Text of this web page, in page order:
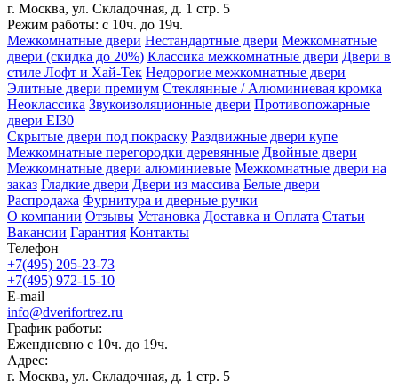
г. Москва, ул. Складочная, д. 1 стр. 5
Режим работы: с 10ч. до 19ч.
Межкомнатные двери Нестандартные двери Межкомнатные
двери (скидка до 20%) Классика межкомнатные двери Двери в
стиле Лофт и Хай-Тек Недорогие межкомнатные двери
Элитные двери премиум Стеклянные / Алюминиевая кромка
Неоклассика Звукоизоляционные двери Противопожарные
двери EI30
Скрытые двери под покраску Раздвижные двери купе
Межкомнатные перегородки деревянные Двойные двери
Межкомнатные двери алюминиевые Межкомнатные двери на
заказ Гладкие двери Двери из массива Белые двери
Распродажа Фурнитура и дверные ручки
О компании Отзывы Установка Доставка и Оплата Статьи
Вакансии Гарантия Контакты
Телефон
+7(495) 205-23-73
+7(495) 972-15-10
E-mail
info@dverifortrez.ru
График работы:
Ежендневно с 10ч. до 19ч.
Адрес:
г. Москва, ул. Складочная, д. 1 стр. 5